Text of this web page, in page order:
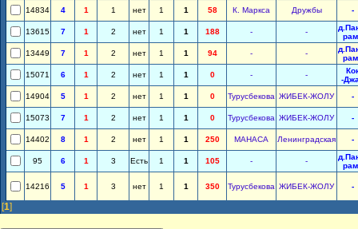
14834 4 1 1 нет 1 1 58 К. Маркса Дружбы -
13615 7 1 2 нет 1 1 188 - -
13449
7 1 2 нет 1 1 94 - -
15071
6 1 2 нет 1 1 0 - -
-
14904
5 1 2 нет 1 1 0 Турусбекова ЖИБЕК-ЖОЛУ -
15073 7 1 2 нет 1 1 0 Турусбекова ЖИБЕК-ЖОЛУ -
14402 8 1 2 нет 1 1 250 МАНАСА Ленинградская -
95 6 1 3 Есть 1 1 105 - -
14216 5 1 3 нет 1 1 350 Турусбекова ЖИБЕК-ЖОЛУ -
[1]